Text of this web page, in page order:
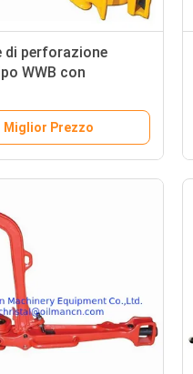
perforazione
WWB con
Miglior Prezzo